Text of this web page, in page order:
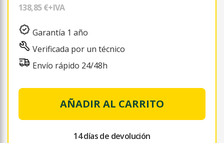
138,85 €+IVA
Garantía 1 año
Verificada por un técnico
Envío rápido 24/48h
AÑADIR AL CARRITO
14 días de devolución